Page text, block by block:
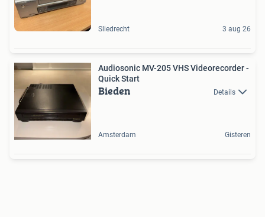
Sliedrecht 3 aug 26
Audiosonic MV-205 VHS Videorecorder -
Quick Start
Bieden Details
Amsterdam Gisteren